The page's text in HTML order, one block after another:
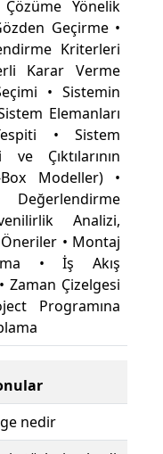
Yönelik
Geçirme •
Kriterleri
Karar Verme
• Sistemin
Elemanları
• Sistem
ve Çıktılarının
Modeller) •
Analizi,
Öneriler • Montaj
• İş Akış
Zaman Çizelgesi
Programına
nedir